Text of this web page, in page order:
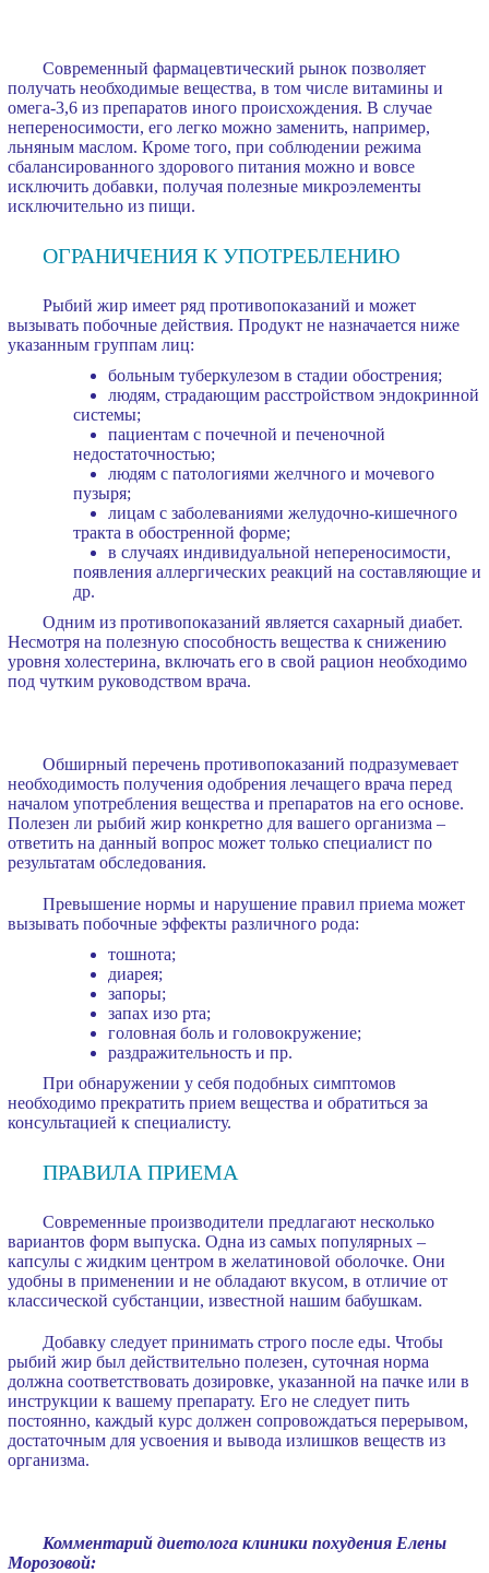
Современный фармацевтический рынок позволяет
получать необходимые вещества, в том числе витамины и
омега-3,6 из препаратов иного происхождения. В случае
непереносимости, его легко можно заменить, например,
льняным маслом. Кроме того, при соблюдении режима
сбалансированного здорового питания можно и вовсе
исключить добавки, получая полезные микроэлементы
исключительно из пищи.
ОГРАНИЧЕНИЯ К УПОТРЕБЛЕНИЮ
Рыбий жир имеет ряд противопоказаний и может
вызывать побочные действия. Продукт не назначается ниже
указанным группам лиц:
больным туберкулезом в стадии обострения;
людям, страдающим расстройством эндокринной
системы;
пациентам с почечной и печеночной
недостаточностью;
людям с патологиями желчного и мочевого
пузыря;
лицам с заболеваниями желудочно-кишечного
тракта в обостренной форме;
в случаях индивидуальной непереносимости,
появления аллергических реакций на составляющие и
др.
Одним из противопоказаний является сахарный диабет.
Несмотря на полезную способность вещества к снижению
уровня холестерина, включать его в свой рацион необходимо
под чутким руководством врача.
Обширный перечень противопоказаний подразумевает
необходимость получения одобрения лечащего врача перед
началом употребления вещества и препаратов на его основе.
Полезен ли рыбий жир конкретно для вашего организма –
ответить на данный вопрос может только специалист по
результатам обследования.
Превышение нормы и нарушение правил приема может
вызывать побочные эффекты различного рода:
тошнота;
диарея;
запоры;
запах изо рта;
головная боль и головокружение;
раздражительность и пр.
При обнаружении у себя подобных симптомов
необходимо прекратить прием вещества и обратиться за
консультацией к специалисту.
ПРАВИЛА ПРИЕМА
Современные производители предлагают несколько
вариантов форм выпуска. Одна из самых популярных –
капсулы с жидким центром в желатиновой оболочке. Они
удобны в применении и не обладают вкусом, в отличие от
классической субстанции, известной нашим бабушкам.
Добавку следует принимать строго после еды. Чтобы
рыбий жир был действительно полезен, суточная норма
должна соответствовать дозировке, указанной на пачке или в
инструкции к вашему препарату. Его не следует пить
постоянно, каждый курс должен сопровождаться перерывом,
достаточным для усвоения и вывода излишков веществ из
организма.
Комментарий диетолога клиники похудения Елены
Морозовой: